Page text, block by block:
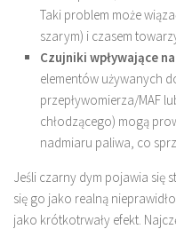
Taki problem może
szarym) i czasem
Czujniki wpływające
elementów używanych
przepływomierza/MAF
chłodzącego) mogą
nadmiaru paliwa, co
Jeśli czarny dym pojawia się
się go jako realną
jako krótkotrwały efekt.